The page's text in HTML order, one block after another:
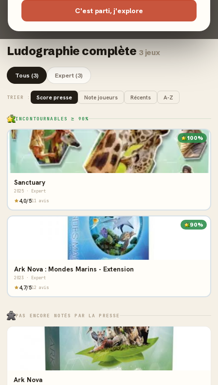
C'est parti, j'explore
Ludographie complète 3 jeux
Tous (3) Expert (3)
TRIER : Score presse Note joueurs Récents A-Z
INCONTOURNABLES ≥ 90%
100%
Sanctuary
2025 · Expert
4,0/511 avis
90%
Ark Nova : Mondes Marins - Extension
2023 · Expert
4,7/512 avis
PAS ENCORE NOTÉS PAR LA PRESSE
Ark Nova